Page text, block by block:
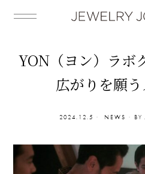
YON（ヨン）ラボ
広がりを願
2024.12.5 NEWS BY